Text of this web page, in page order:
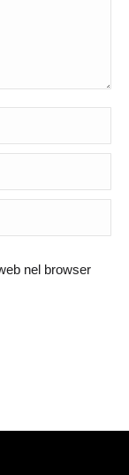
nel browser